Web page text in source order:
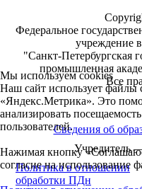
Федеральное
учреждение
"Санкт-Петербургская
промышленная
Все
Сведения об
Учредитель
Политика в отношении
обработки ПДн
Мы используем cookies
Наш сайт использует файлы
«Яндекс.Метрика». Это
анализировать
пользователей.
Нажимая кнопку
согласие на использование